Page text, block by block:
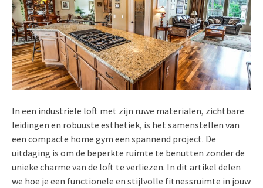
In een industriële loft met zijn ruwe materialen, zichtbare
leidingen en robuuste esthetiek, is het samenstellen van
een compacte home gym een spannend project. De
uitdaging is om de beperkte ruimte te benutten zonder de
unieke charme van de loft te verliezen. In dit artikel delen
we hoe je een functionele en stijlvolle fitnessruimte in jouw